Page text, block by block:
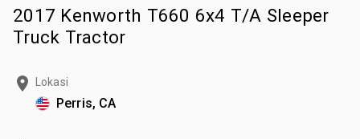
2017 Kenworth T660 6x4 T/A Sleeper
Truck Tractor
Lokasi
Perris, CA